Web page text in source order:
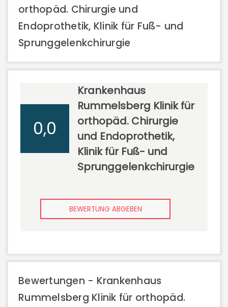
orthopäd. Chirurgie und
Endoprothetik, Klinik für Fuß- und
Sprunggelenkchirurgie
0,0
Krankenhaus
Rummelsberg Klinik für
orthopäd. Chirurgie
und Endoprothetik,
Klinik für Fuß- und
Sprunggelenkchirurgie
BEWERTUNG ABGEBEN
Bewertungen - Krankenhaus
Rummelsberg Klinik für orthopäd.